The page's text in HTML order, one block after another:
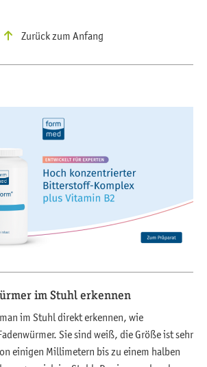
Zurück zum Anfang
im Stuhl erkennen
im Stuhl direkt erkennen, wie
Sie sind weiß, die Größe ist sehr
einigen Millimetern bis zu einem halben